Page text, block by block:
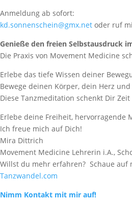
Anmeldung ab sofort:
kd.sonnenschein@gmx.net oder ruf
Genieße den freien Selbstausdruck
Die Praxis von Movement Medicine
Erlebe das tiefe Wissen deiner
Bewege deinen Körper, dein Herz
Diese Tanzmeditation schenkt Dir
Erlebe deine Freiheit, hervorragende
Ich freue mich auf Dich!
Mira Dittrich
Movement Medicine Lehrerin i.A.,
Willst du mehr erfahren? Schaue auf
Tanzwandel.com
Nimm Kontakt mit mir auf!